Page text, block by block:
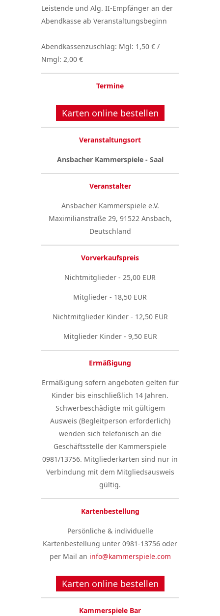
Leistende und Alg. II-Empfänger an der
Abendkasse ab Veranstaltungsbeginn
Abendkassenzuschlag: Mgl: 1,50 € /
Nmgl: 2,00 €
Termine
Karten online bestellen
Veranstaltungsort
Ansbacher Kammerspiele - Saal
Veranstalter
Ansbacher Kammerspiele e.V.
Maximilianstraße 29, 91522 Ansbach,
Deutschland
Vorverkaufspreis
Nichtmitglieder - 25,00 EUR
Mitglieder - 18,50 EUR
Nichtmitglieder Kinder - 12,50 EUR
Mitglieder Kinder - 9,50 EUR
Ermäßigung
Ermäßigung sofern angeboten gelten für
Kinder bis einschließlich 14 Jahren.
Schwerbeschädigte mit gültigem
Ausweis (Begleitperson erforderlich)
wenden sich telefonisch an die
Geschäftsstelle der Kammerspiele
0981/13756. Mitgliederkarten sind nur in
Verbindung mit dem Mitgliedsausweis
gültig.
Kartenbestellung
Persönliche & individuelle
Kartenbestellung unter 0981-13756 oder
per Mail an info@kammerspiele.com
Karten online bestellen
Kammerspiele Bar